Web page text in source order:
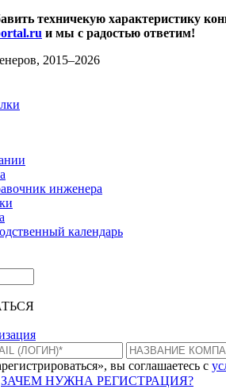
техничекую характеристику
и мы с радостью ответим!
2015–2026
инженера
календарь
вы соглашаетесь с
ЗАЧЕМ НУЖНА РЕГИСТРАЦИЯ?